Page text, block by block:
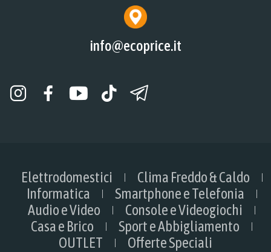
info@ecoprice.it
Elettrodomestici
Clima Freddo & Caldo
Informatica
Smartphone e Telefonia
Audio e Video
Console e Videogiochi
Casa e Brico
Sport e Abbigliamento
OUTLET
Offerte Speciali